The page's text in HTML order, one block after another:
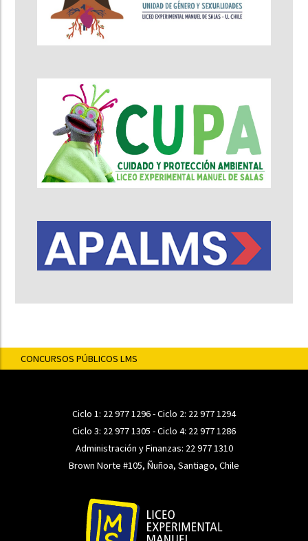
CONCURSOS PÚBLICOS LMS
Ciclo 1: 22 977 1296- Ciclo 2: 22 977 1294
Ciclo 3: 22 977 1305 - Ciclo 4: 22 977 1286
Administración y Finanzas: 22 977 1310
Brown Norte #105, Ñuñoa, Santiago, Chile